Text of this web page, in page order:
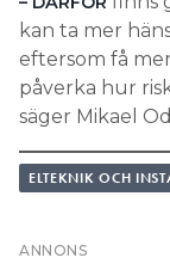
säger Mikael
ELTEKNIK OCH
Möt